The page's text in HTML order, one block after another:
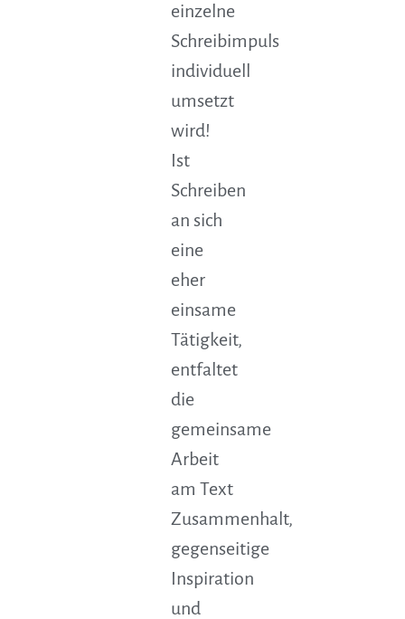
einzelne
Schreibimpuls
individuell
umsetzt
wird!
Ist
Schreiben
an sich
eine
eher
einsame
Tätigkeit,
entfaltet
die
gemeinsame
Arbeit
am Text
Zusammenhalt,
gegenseitige
Inspiration
und